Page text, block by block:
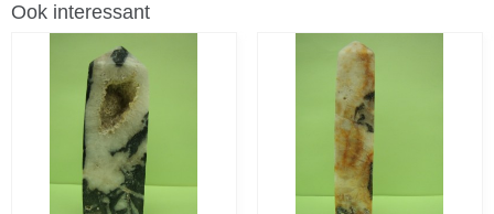
Ook interessant